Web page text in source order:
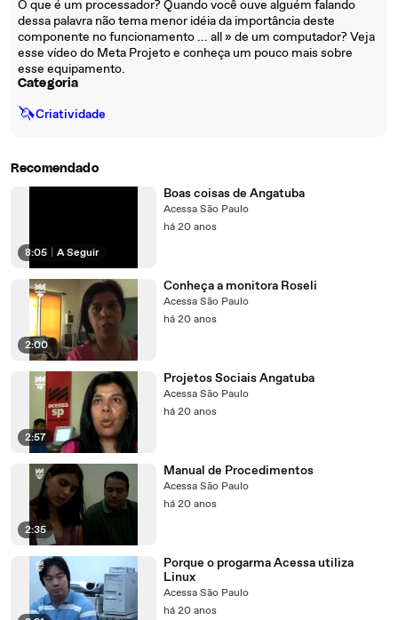
O que é um processador? Quando você ouve alguém falando
dessa palavra não tema menor idéia da importância deste
componente no funcionamento ... all » de um computador? Veja
esse vídeo do Meta Projeto e conheça um pouco mais sobre
esse equipamento.
Categoria
🦄Criatividade
Recomendado
8:05 A Seguir
Boas coisas de Angatuba
Acessa São Paulo
há 20 anos
2:00
Conheça a monitora Roseli
Acessa São Paulo
há 20 anos
2:57
Projetos Sociais Angatuba
Acessa São Paulo
há 20 anos
2:35
Manual de Procedimentos
Acessa São Paulo
há 20 anos
Porque o progarma Acessa utiliza
Linux
Acessa São Paulo
há 20 anos